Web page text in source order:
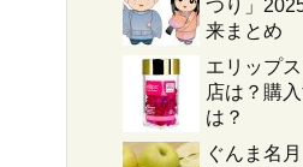
つり」
来まとめ
エリップ
店は？購
は？
ぐんま名